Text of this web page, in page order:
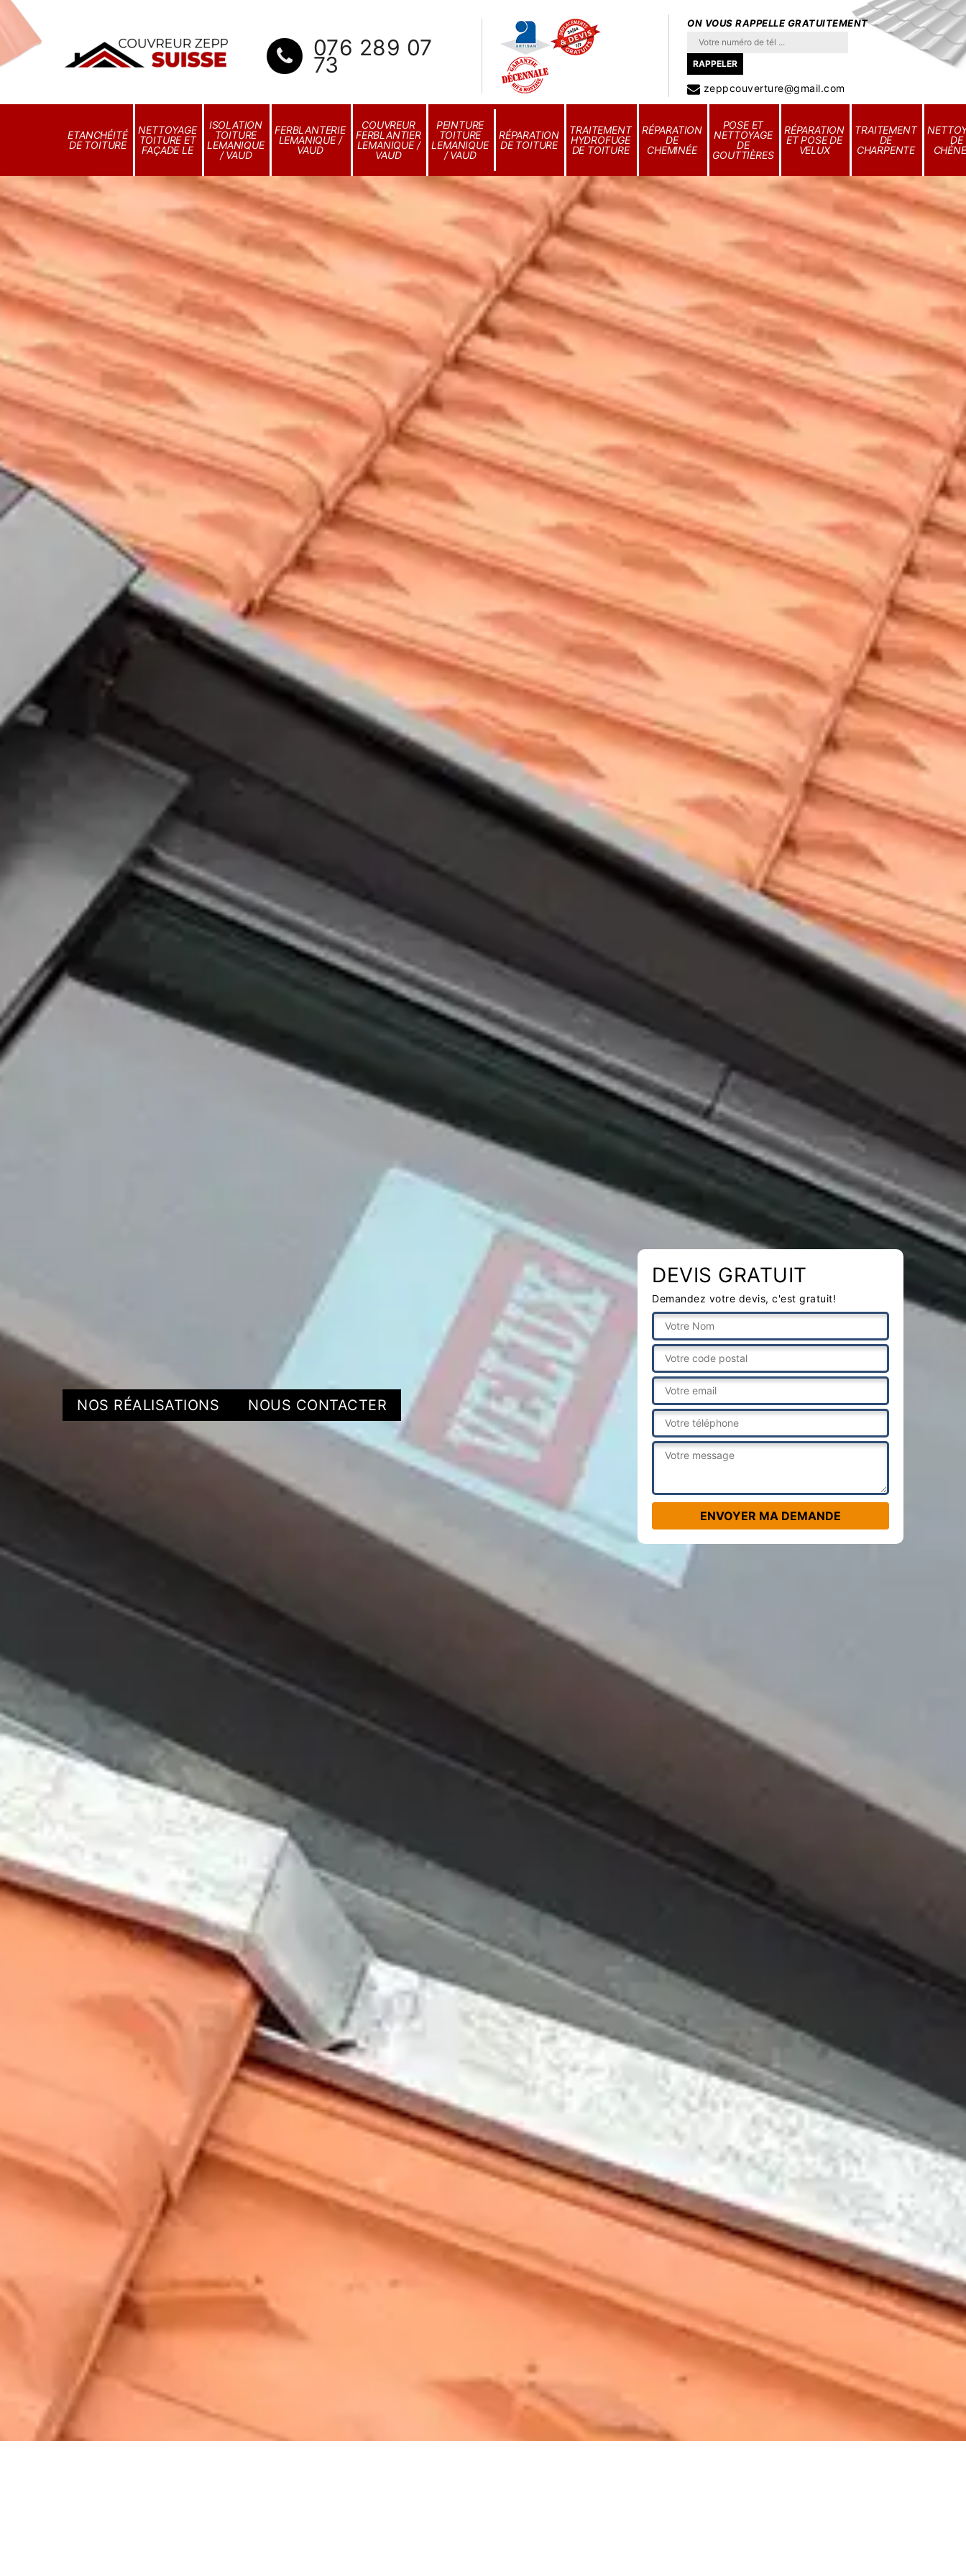
076 289 07
73
ON VOUS RAPPELLE GRATUITEMENT
zeppcouverture@gmail.com
ETANCHÉITÉ
DE TOITURE
NETTOYAGE
TOITURE ET
FAÇADE LE
ISOLATION
TOITURE
LEMANIQUE
/ VAUD
FERBLANTERIE
LEMANIQUE /
VAUD
COUVREUR
FERBLANTIER
LEMANIQUE /
VAUD
PEINTURE
TOITURE
LEMANIQUE
/ VAUD
RÉPARATION
DE TOITURE
TRAITEMENT
HYDROFUGE
DE TOITURE
RÉPARATION
DE
CHEMINÉE
POSE ET
NETTOYAGE
DE
GOUTTIÈRES
RÉPARATION
ET POSE DE
VELUX
TRAITEMENT
DE
CHARPENTE
DE
NOS RÉALISATIONS NOUS CONTACTER
DEVIS GRATUIT
Demandez votre devis, c'est gratuit!